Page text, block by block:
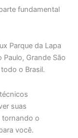
fundamental
Parque da Lapa
Grande São
o Brasil.
suas
tornando o
você.